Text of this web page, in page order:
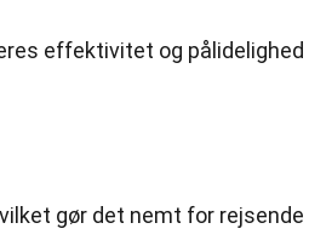
effektivitet og pålidelighed
gør det nemt for rejsende